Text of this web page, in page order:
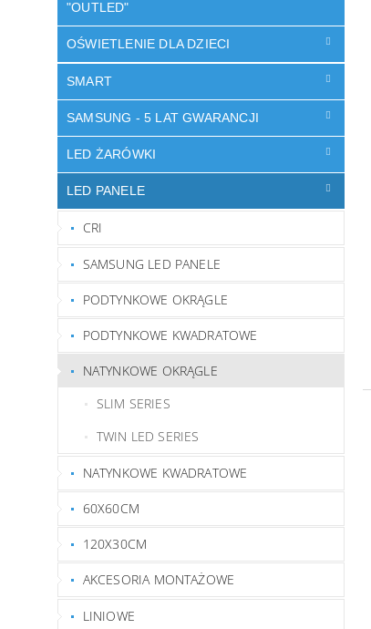
"OUTLED"
OŚWIETLENIE DLA DZIECI
SMART
SAMSUNG - 5 LAT GWARANCJI
LED ŻARÓWKI
LED PANELE
CRI
SAMSUNG LED PANELE
PODTYNKOWE OKRĄGLE
PODTYNKOWE KWADRATOWE
NATYNKOWE OKRĄGLE
SLIM SERIES
TWIN LED SERIES
NATYNKOWE KWADRATOWE
60X60CM
120X30CM
AKCESORIA MONTAŻOWE
LINIOWE